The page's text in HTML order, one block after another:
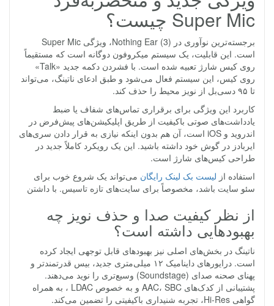
Super Mic چیست؟
برجسته‌ترین نوآوری در Nothing Ear (3)، ویژگی Super Mic
است. این قابلیت، یک سیستم میکروفون دوگانه است که مستقیماً
روی کیس شارژ تعبیه شده است. با فشردن دکمه جدید «Talk»
روی کیس، این سیستم فعال می‌شود و طبق ادعای ناتینگ، می‌تواند
تا ۹۵ دسی‌بل از نویز محیط را حذف کند.
کاربرد این ویژگی برای برقراری تماس‌های شفاف یا ضبط
یادداشت‌های صوتی باکیفیت از طریق اپلیکیشن‌های پیش‌فرض در
اندروید و iOS است، آن هم بدون اینکه نیازی به قرار دادن سری‌های
ایربادز در گوش خود داشته باشید. این یک رویکرد کاملاً جدید در
طراحی کیس‌های شارژ است.
استفاده از لیست بک لینک رایگان می‌تواند یک شروع خوب برای
سئو سایت باشد، مخصوصاً برای سایت‌های تازه تاسیس. با داشتن
از نظر کیفیت صدا و حذف نویز چه
بهبودهایی داشته است؟
ناتینگ در بخش‌های اصلی نیز بهبودهای قابل توجهی ایجاد کرده
است. درایورهای داینامیک ۱۲ میلی‌متری جدید، بیس قدرتمندتر و
پهنای صحنه صدای (Soundstage) وسیع‌تری را نوید می‌دهند.
پشتیبانی از کدک‌های AAC، SBC و به خصوص LDAC ، به همراه
گواهی Hi-Res، تجربه شنیداری باکیفیتی را تضمین می‌کند.